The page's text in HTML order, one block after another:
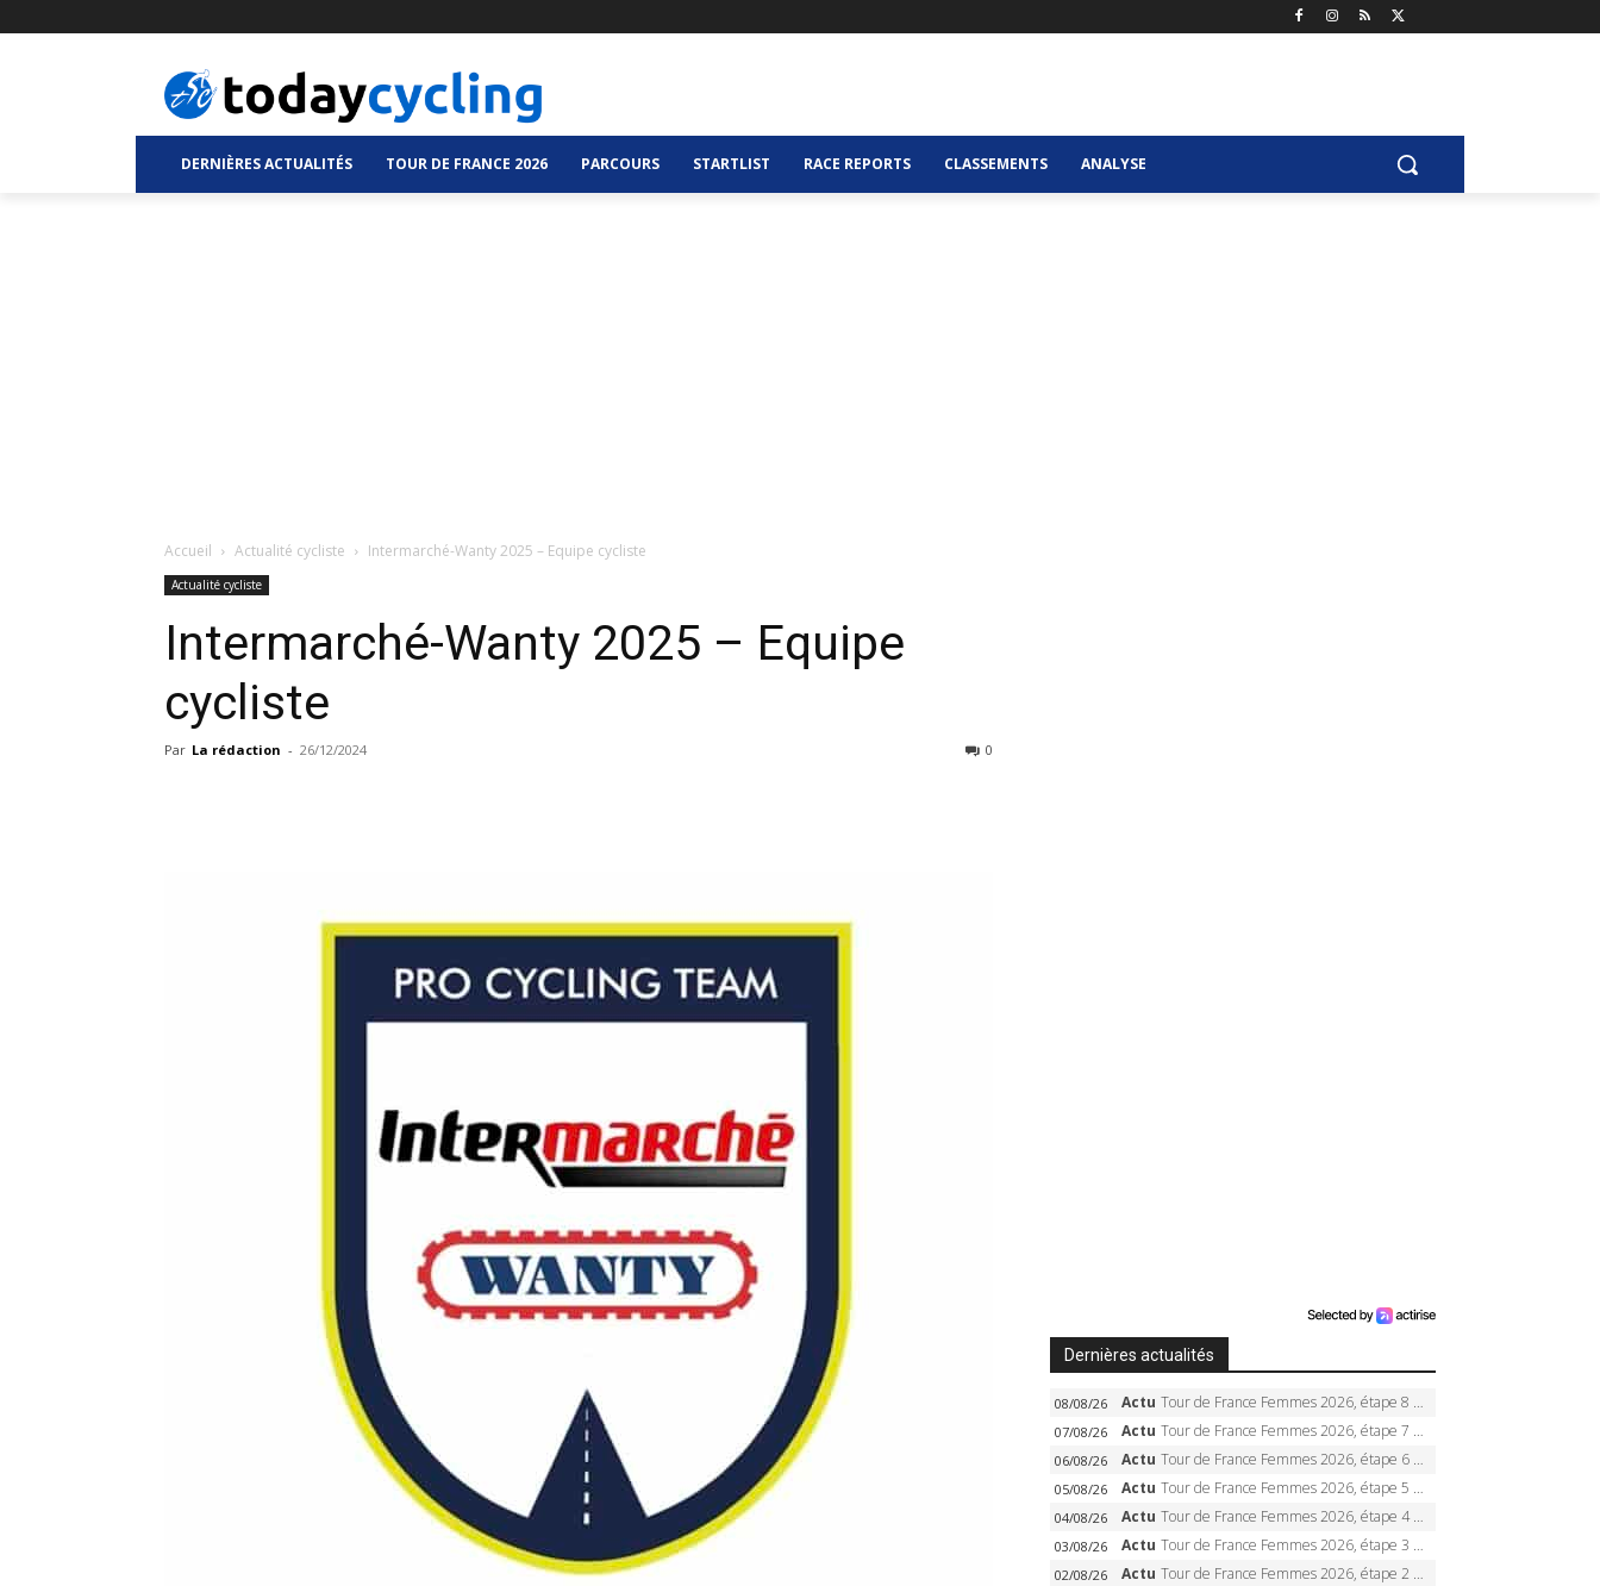
DERNIÈRES ACTUALITÉS TOUR DE FRANCE 2026 PARCOURS STARTLIST RACE REPORTS CLASSEMENTS ANALYSE
Accueil Actualité cycliste Intermarché-Wanty 2025 – Equipe cycliste
Actualité cycliste
Intermarché-Wanty 2025 – Equipe
cycliste
Par La rédaction - 26/12/2024 0
Dernières actualités
08/08/26 Actu Tour de France Femmes 2026, étape 8 – Demi Vollering gagne à Nice, reprend le jaune, Niewiadoma à 8 secondes
07/08/26 Actu Tour de France Femmes 2026, étape 7 – Kasia Niewiadoma gagne le Ventoux, maillot jaune, Reusser et Vollering piégées
06/08/26 Actu Tour de France Femmes 2026, étape 6 – Kim Le Court-Pienaar gagne à Tournon, Reusser en jaune
05/08/26 Actu Tour de France Femmes 2026, étape 5 – Demi Vollering gagne à Belleville, Reusser en jaune, Ferrand-Prévot coule
04/08/26 Actu Tour de France Femmes 2026, étape 4 – Marlen Reusser écrase le chrono, Ferrand-Prévot en crise
03/08/26 Actu Tour de France Femmes 2026, étape 3 – Sigrid Haugset en solitaire, 88 km d’échappée, maillot jaune
02/08/26 Actu Tour de France Femmes 2026, étape 2 – Lorena Wiebes doublé à Genève, Markus héroïque, 7e record